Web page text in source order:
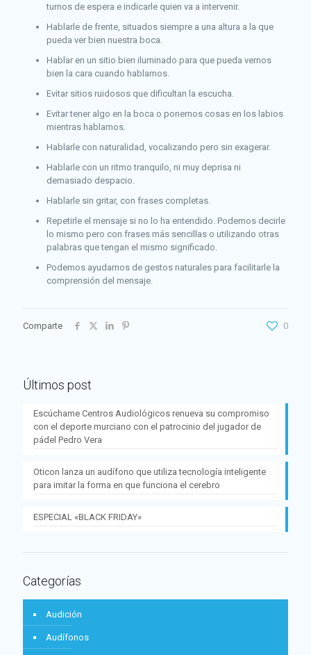
turnos de espera e indicarle quien va a intervenir.
Hablarle de frente, situados siempre a una altura a la que
pueda ver bien nuestra boca.
Hablar en un sitio bien iluminado para que pueda vernos
bien la cara cuando hablamos.
Evitar sitios ruidosos que dificultan la escucha.
Evitar tener algo en la boca o ponernos cosas en los labios
mientras hablamos.
Hablarle con naturalidad, vocalizando pero sin exagerar.
Hablarle con un ritmo tranquilo, ni muy deprisa ni
demasiado despacio.
Hablarle sin gritar, con frases completas.
Repetirle el mensaje si no lo ha entendido. Podemos decirle
lo mismo pero con frases más sencillas o utilizando otras
palabras que tengan el mismo significado.
Podemos ayudarnos de gestos naturales para facilitarle la
comprensión del mensaje.
Comparte 0
Últimos post
Escúchame Centros Audiológicos renueva su compromiso
con el deporte murciano con el patrocinio del jugador de
pádel Pedro Vera
Oticon lanza un audífono que utiliza tecnología inteligente
para imitar la forma en que funciona el cerebro
ESPECIAL «BLACK FRIDAY»
Categorías
Audición
Audífonos